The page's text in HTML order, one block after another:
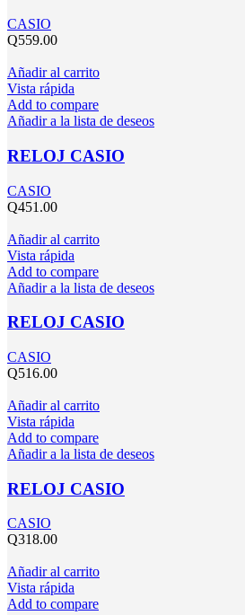
CASIO
Q559.00
Añadir al carrito
Vista rápida
Add to compare
Añadir a la lista de deseos
RELOJ CASIO
CASIO
Q451.00
Añadir al carrito
Vista rápida
Add to compare
Añadir a la lista de deseos
RELOJ CASIO
CASIO
Q516.00
Añadir al carrito
Vista rápida
Add to compare
Añadir a la lista de deseos
RELOJ CASIO
CASIO
Q318.00
Añadir al carrito
Vista rápida
Add to compare